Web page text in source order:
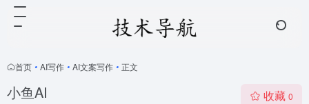
首页 • AI写作 • AI文案写作 • 正文
小鱼AI 收藏 0